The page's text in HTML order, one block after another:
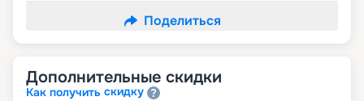
Поделиться
Дополнительные скидки
Как получить скидку